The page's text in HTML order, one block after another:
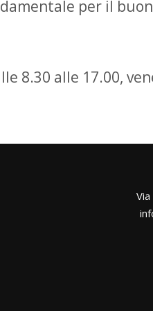
per il
8.30 alle 17.00,